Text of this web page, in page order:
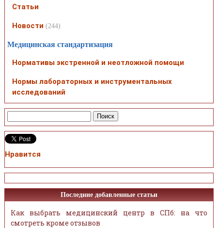
Статьи
Новости (244)
Медицинская стандартизация
Нормативы экстренной и неотложной помощи
Нормы лабораторных и инструментальных
исследований
Нравится
Последние добавленные статьи
Как выбрать медицинский центр в СПб: на что
смотреть кроме отзывов